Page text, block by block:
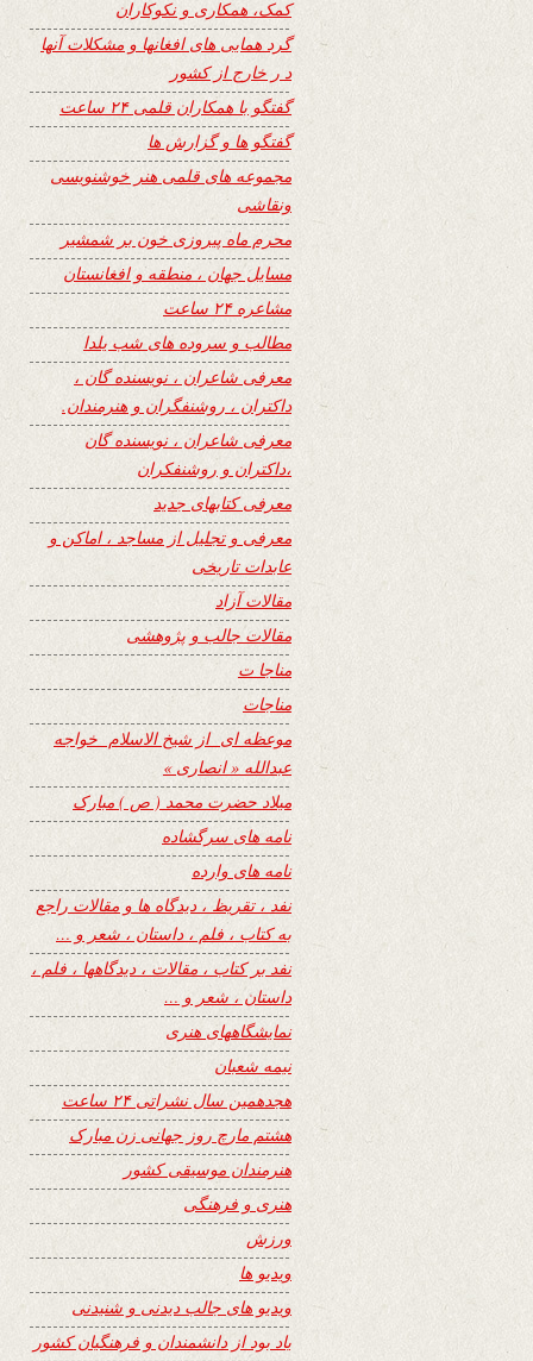
کمک، همکاری و نکوکاران
گرد همایی های افغانها و مشکلات آنها
د ر خارج از کشور
گفتگو با همکاران قلمی ۲۴ ساعت
گفتگو ها و گزارش ها
مجموعه های قلمی هنر خوشنویسی
ونقاشی
محرم ماه پیروزی خون بر شمشیر
مسایل جهان ، منطقه و افغانستان
مشاعره ۲۴ ساعت
مطالب و سروده های شب یلدا
معرفی شاعران ، نویسنده گان ،
داکتران ، روشنفگران و هنرمندان.
معرفی شاعران ، نویسنده گان
،داکتران و روشنفکران
معرفی کتابهای جدید
معرفی و تجلیل از مساجد ، اماکن و
عابدات تاریخی
مقالات آزاد
مقالات جالب و پژوهشی
مناجا ت
مناجات
موعظه ای از شیخ الاسلام خواجه
عبدالله « انصاری »
میلاد حضرت محمد ( ص ) مبارک
نامه های سرگشاده
نامه های وارده
نفد ، تقریظ ، دیدگاه ها و مقالات راجع
به کتاب ، فلم ، داستان ، شعر و …
نفد بر کتاب ، مقالات ، دیدگاهها ، فلم ،
داستان ، شعر و …
نمایشگاههای هنری
نیمه شعبان
هجدهمین سال نشراتی ۲۴ ساعت
هشتم مارچ روز جهانی زن مبارک
هنرمندان موسیقی کشور
هنری و فرهنگی
ورزش
ویدیو ها
ویدیو های جالب دیدنی و شنیدنی
یاد بود از دانشمندان و فرهنگیان کشور